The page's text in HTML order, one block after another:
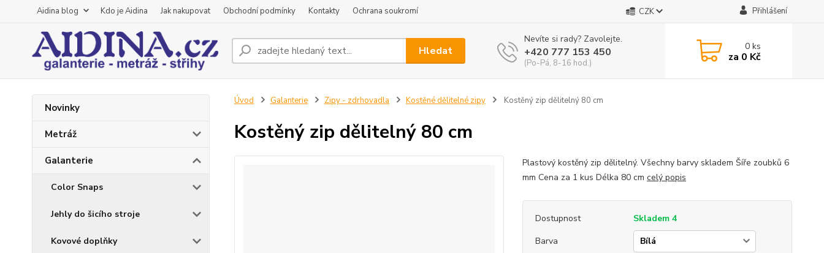
Aidina blog Kdo je Aidina Jak nakupovat Obchodní podmínky Kontakty Ochrana soukromí CZK Přihlášení
Hledat
Nevíte si rady? Zavolejte.
+420 777 153 450
(Po-Pá, 8-16 hod.)
0ks
za 0 Kč
Novinky
Metráž
Galanterie
Color Snaps
Jehly do šicího stroje
Kovové doplňky
Úvod Galanterie Zipy - zdrhovadla Kostěné dělitelné zipy Kostěný zip dělitelný 80 cm
Kostěný zip dělitelný 80 cm
Plastový kostěný zip dělitelný. Všechny barvy skladem Šíře zoubků 6
mm Cena za 1 kus Délka 80 cm celý popis
Dostupnost
Skladem 4
Barva